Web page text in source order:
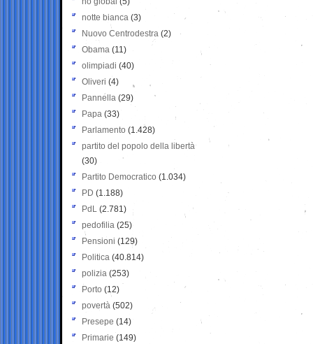
notte bianca (3)
Nuovo Centrodestra (2)
Obama (11)
olimpiadi (40)
Oliveri (4)
Pannella (29)
Papa (33)
Parlamento (1.428)
partito del popolo della libertà
(30)
Partito Democratico (1.034)
PD (1.188)
PdL (2.781)
pedofilia (25)
Pensioni (129)
Politica (40.814)
polizia (253)
Porto (12)
povertà (502)
Presepe (14)
Primarie (149)